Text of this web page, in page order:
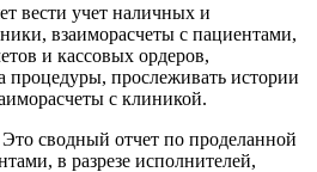
вести учет наличных и
взаиморасчеты с пациентами,
и кассовых ордеров,
процедуры, прослеживать истории
с клиникой.
Это сводный отчет по проделанной
в разрезе исполнителей,